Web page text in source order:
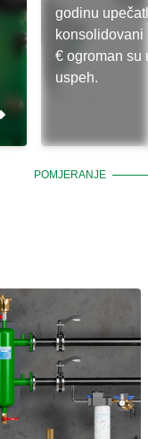
godinu
€ ogroman su
uspeh.
POMJERANJE